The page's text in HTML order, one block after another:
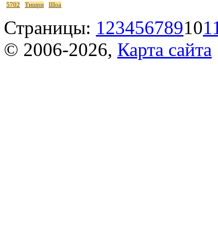
5702 Тишри Шоа
Страницы: 12345678910
© 2006-2026, Карта сайта